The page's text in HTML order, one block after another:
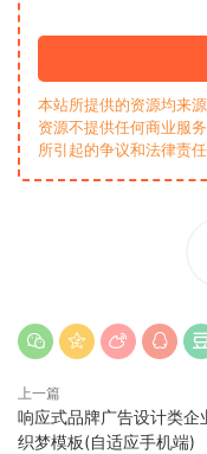
本站所提供的资源均来
资源不提供任何商业服
所引起的争议和法律责任
上一篇
响应式品牌广告设计类企
织梦模板(自适应手机端)